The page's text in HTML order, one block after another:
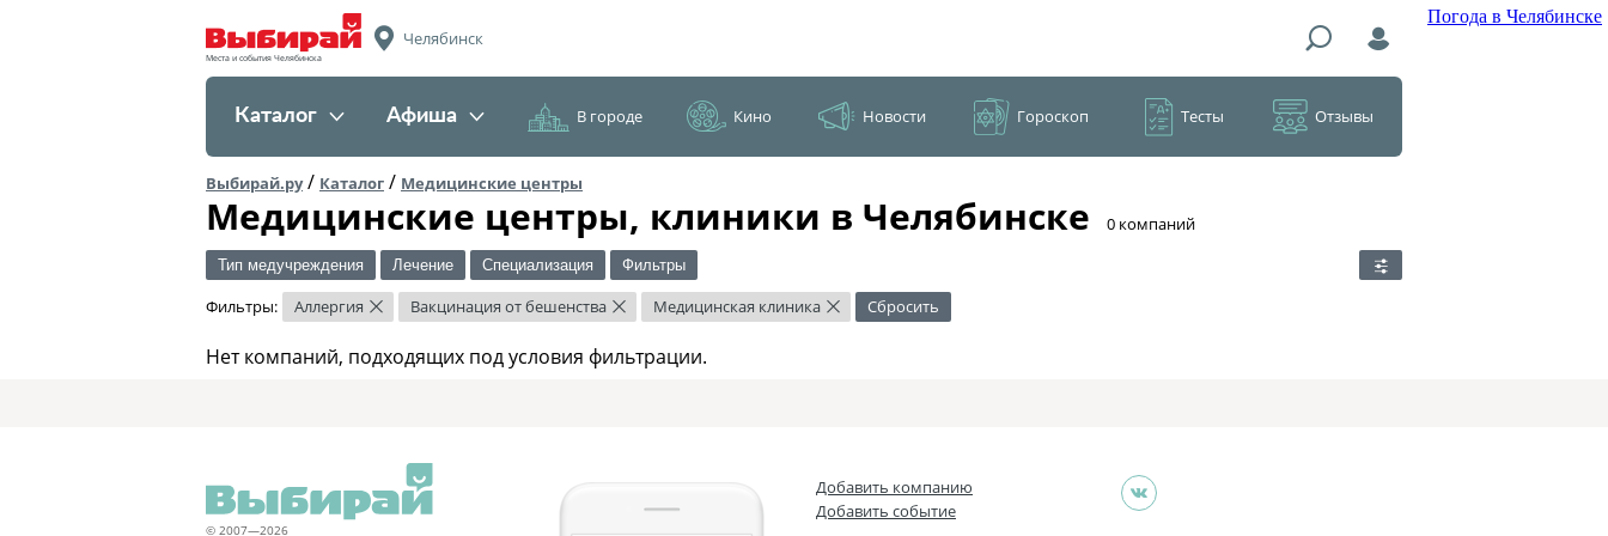
Погода в Челябинске
Места и события Челябинска
Челябинск
Каталог Афиша В городе Кино Новости Гороскоп Тесты Отзывы
Выбирай.ру/ Каталог / Медицинские центры
Медицинские центры, клиники в Челябинске ​0 компаний
Тип медучреждения Лечение Специализация Фильтры
Фильтры: Аллергия × Вакцинация от бешенства × Медицинская клиника × Сбросить
Нет компаний, подходящих под условия фильтрации.
© 2007—2026
Добавить компанию
Добавить событие